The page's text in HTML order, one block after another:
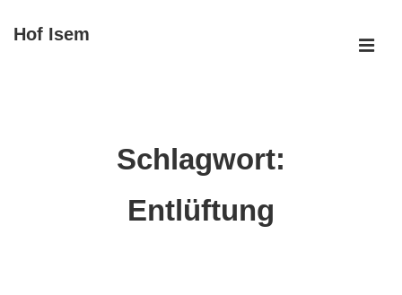
ZumHof Isem
Schlagwort:
Entlüftung